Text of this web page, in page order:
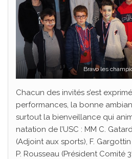
Bravo les
Chacun des invités s’est
performances, la bonne
surtout la bienveillance qui
natation de l’USC : MM C.
(Adjoint aux sports), F. Gargottin
P. Rousseau (Président Comité